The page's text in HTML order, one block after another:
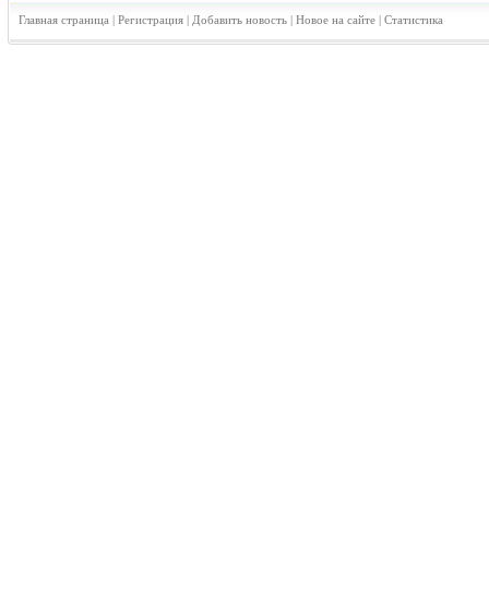
Главная страница | Регистрация| Добавить новость| Новое на сайте| Статистика